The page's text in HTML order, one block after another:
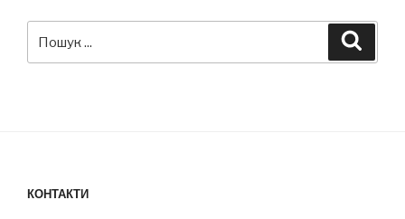
за
КОНТАКТИ